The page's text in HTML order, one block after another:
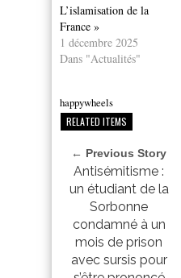
L’islamisation de la
France »
1 décembre 2025
Dans "Actualités"
happywheels
RELATED ITEMS
← Previous Story
Antisémitisme :
un étudiant de la
Sorbonne
condamné à un
mois de prison
avec sursis pour